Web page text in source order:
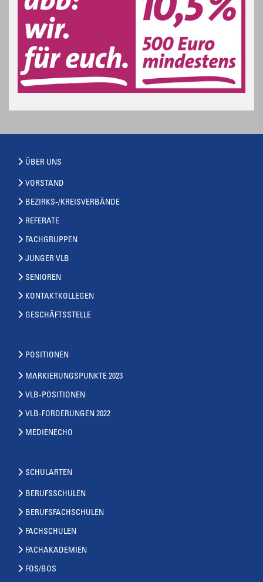
ÜBER UNS
VORSTAND
BEZIRKS-/KREISVERBÄNDE
REFERATE
FACHGRUPPEN
JUNGER VLB
SENIOREN
KONTAKTKOLLEGEN
GESCHÄFTSSTELLE
POSITIONEN
MARKIERUNGSPUNKTE 2023
VLB-POSITIONEN
VLB-FORDERUNGEN 2022
MEDIENECHO
SCHULARTEN
BERUFSSCHULEN
BERUFSFACHSCHULEN
FACHSCHULEN
FACHAKADEMIEN
FOS/BOS